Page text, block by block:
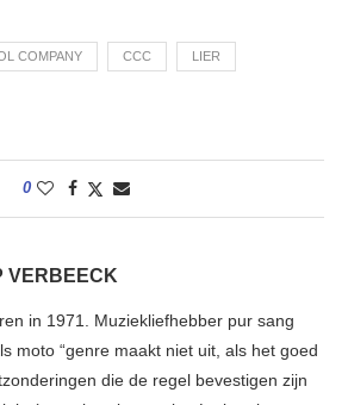
COMPANY CCC LIER
0
VERBEECK
in 1971. Muziekliefhebber pur sang
moto “genre maakt niet uit, als het goed
die de regel bevestigen zijn